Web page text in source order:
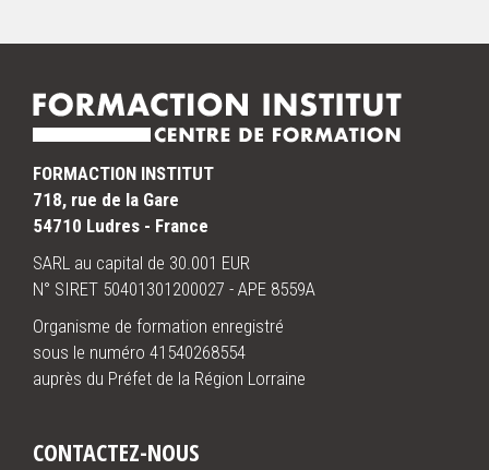
FORMACTION INSTITUT
718, rue de la Gare
54710 Ludres - France
SARL au capital de 30.001 EUR
N° SIRET 50401301200027 - APE 8559A
Organisme de formation enregistré
sous le numéro 41540268554
auprès du Préfet de la Région Lorraine
CONTACTEZ-NOUS